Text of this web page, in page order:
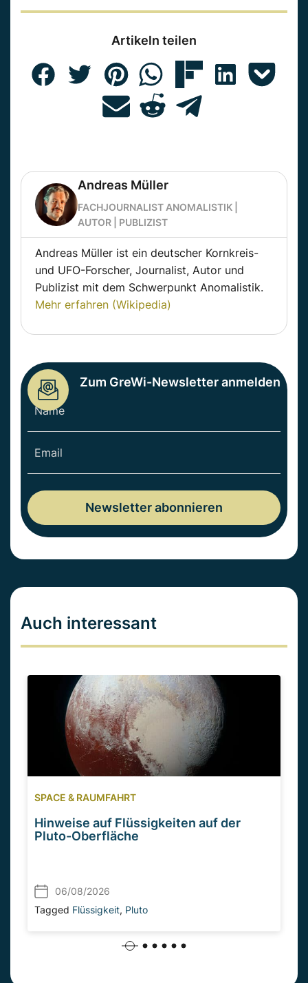
Artikeln teilen
Andreas Müller
FACHJOURNALIST ANOMALISTIK |
AUTOR | PUBLIZIST
Andreas Müller ist ein deutscher Kornkreis-
und UFO-Forscher, Journalist, Autor und
Publizist mit dem Schwerpunkt Anomalistik.
Mehr erfahren (Wikipedia)
Zum GreWi-Newsletter anmelden
Auch interessant
SPACE & RAUMFAHRT
Hinweise auf Flüssigkeiten auf der
Pluto-Oberfläche
06/08/2026
Tagged Flüssigkeit, Pluto